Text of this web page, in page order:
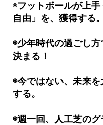
◉フットボールが上
自由」を、獲得する。
◉少年時代の過ごし
決まる！
◉今ではない、未来
する。
◉週一回、人工芝の